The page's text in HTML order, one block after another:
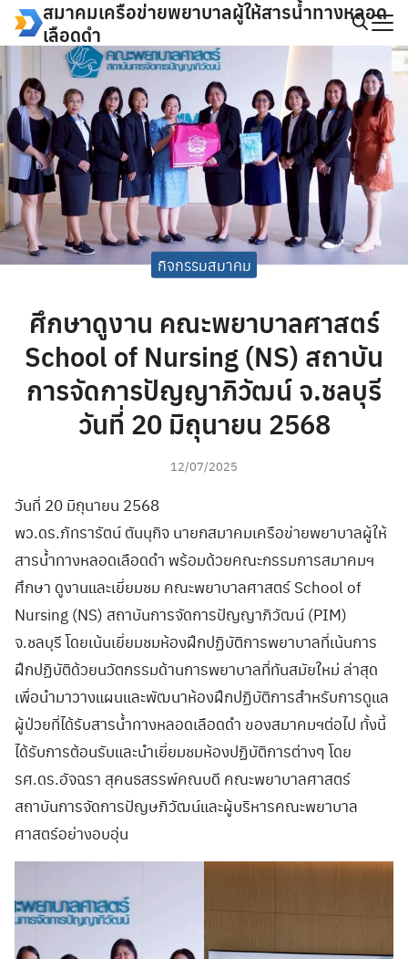
Skip
สมาคมเครือข่ายพยาบาลผู้ให้สารน้ำทางหลอด
เลือดดำ
กิจกรรมสมาคม
ศึกษาดูงาน คณะพยาบาลศาสตร์
School of Nursing (NS) สถาบัน
การจัดการปัญญาภิวัฒน์ จ.ชลบุรี
วันที่ 20 มิถุนายน 2568
12/07/2025
วันที่ 20 มิถุนายน 2568
พว.ดร.ภัทรารัตน์ ตันนุกิจ นายกสมาคมเครือข่ายพยาบาลผู้ให้
สารน้ำทางหลอดเลือดดำ พร้อมด้วยคณะกรรมการสมาคมฯ
ศึกษา ดูงานและเยี่ยมชม คณะพยาบาลศาสตร์ School of
Nursing (NS) สถาบันการจัดการปัญญาภิวัฒน์ (PIM)
จ.ชลบุรี โดยเน้นเยี่ยมชมห้องฝึกปฏิบัติการพยาบาลที่เน้นการ
ฝึกปฏิบัติด้วยนวัตกรรมด้านการพยาบาลที่ทันสมัยใหม่ ล่าสุด
เพื่อนำมาวางแผนและพัฒนาห้องฝึกปฏิบัติการสำหรับการดูแล
ผู้ป่วยที่ได้รับสารน้ำทางหลอดเลือดดำ ของสมาคมฯต่อไป ทั้งนี้
ได้รับการต้อนรับและนำเยี่ยมชมห้องปฏิบัติการต่างๆ โดย
รศ.ดร.อัจฉรา สุคนธสรรพ์คณบดี คณะพยาบาลศาสตร์
สถาบันการจัดการปัญษภิวัฒน์และผู้บริหารคณะพยาบาล
ศาสตร์อย่างอบอุ่น